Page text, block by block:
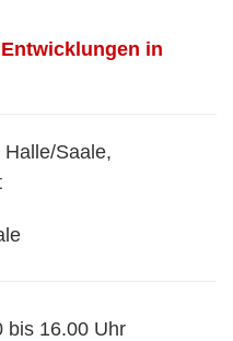
in
Saale,
bis 16.00 Uhr